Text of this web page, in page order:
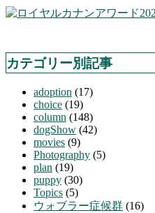
カテゴリー別記事
adoption (17)
choice (19)
column (148)
dogShow (42)
movies (9)
Photography (5)
plan (19)
puppy (30)
Topics (5)
ウォブラー症候群 (16)